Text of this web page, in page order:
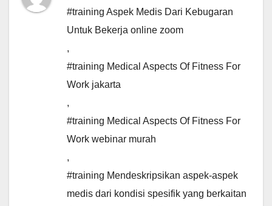
#training Aspek Medis Dari Kebugaran
Untuk Bekerja online zoom
,
#training Medical Aspects Of Fitness For
Work jakarta
,
#training Medical Aspects Of Fitness For
Work webinar murah
,
#training Mendeskripsikan aspek-aspek
medis dari kondisi spesifik yang berkaitan